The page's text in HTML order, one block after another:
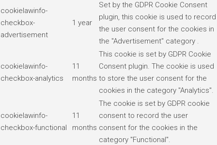
cookielawinfo-
checkbox-
advertisement
1 year
Set by the GDPR Cookie Consent
plugin, this cookie is used to record
the user consent for the cookies in
the "Advertisement" category .
cookielawinfo-
checkbox-analytics
11
months
This cookie is set by GDPR Cookie
Consent plugin. The cookie is used
to store the user consent for the
cookies in the category "Analytics".
cookielawinfo-
checkbox-functional
11
months
The cookie is set by GDPR cookie
consent to record the user
consent for the cookies in the
category "Functional".